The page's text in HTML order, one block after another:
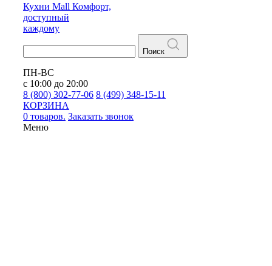
Кухни Mall Комфорт,
доступный
каждому
Поиск
ПН-ВС
с 10:00 до 20:00
8 (800) 302-77-06 8 (499) 348-15-11
КОРЗИНА
0 товаров. Заказать звонок
Меню